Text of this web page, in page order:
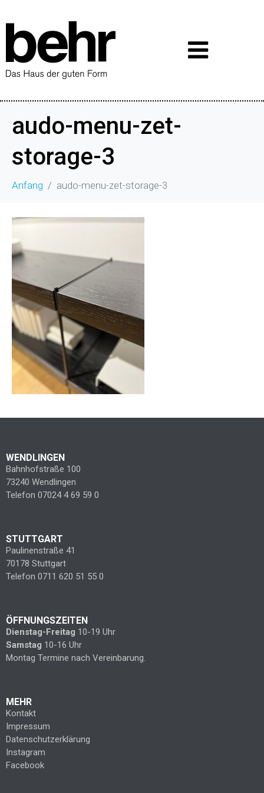
audo-menu-zet-
storage-3
Anfang audo-menu-zet-storage-3
WENDLINGEN
Bahnhofstraße 100
73240 Wendlingen
Telefon 07024 4 69 59 0
STUTTGART
Paulinenstraße 41
70178 Stuttgart
Telefon 0711 620 51 55 0
ÖFFNUNGSZEITEN
Dienstag-Freitag 10-19 Uhr
Samstag 10-16 Uhr
Montag Termine nach Vereinbarung.
MEHR
Kontakt
Impressum
Datenschutzerklärung
Instagram
Facebook